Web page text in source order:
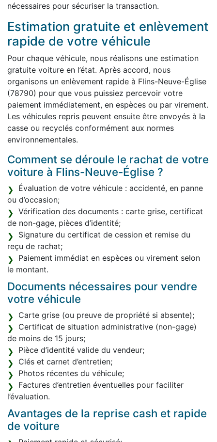
nécessaires pour sécuriser la transaction.
Estimation gratuite et enlèvement
rapide de votre véhicule
Pour chaque véhicule, nous réalisons une estimation
gratuite voiture en l’état. Après accord, nous
organisons un enlèvement rapide à Flins-Neuve-Église
(78790) pour que vous puissiez percevoir votre
paiement immédiatement, en espèces ou par virement.
Les véhicules repris peuvent ensuite être envoyés à la
casse ou recyclés conformément aux normes
environnementales.
Comment se déroule le rachat de votre
voiture à Flins-Neuve-Église ?
Évaluation de votre véhicule : accidenté, en panne
ou d’occasion;
Vérification des documents : carte grise, certificat
de non-gage, pièces d’identité;
Signature du certificat de cession et remise du
reçu de rachat;
Paiement immédiat en espèces ou virement selon
le montant.
Documents nécessaires pour vendre
votre véhicule
Carte grise (ou preuve de propriété si absente);
Certificat de situation administrative (non-gage)
de moins de 15 jours;
Pièce d’identité valide du vendeur;
Clés et carnet d’entretien;
Photos récentes du véhicule;
Factures d’entretien éventuelles pour faciliter
l’évaluation.
Avantages de la reprise cash et rapide
de voiture